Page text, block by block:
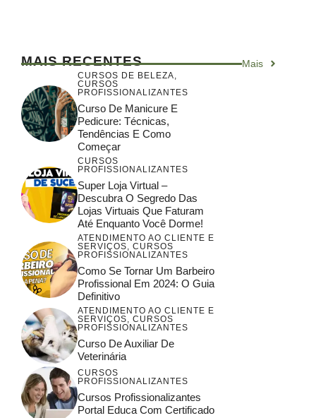
MAIS RECENTES Mais
CURSOS DE BELEZA
CURSOS
PROFISSIONALIZANTES
Curso De Manicure E
Pedicure: Técnicas,
Tendências E Como
Começar
CURSOS
PROFISSIONALIZANTES
Super Loja Virtual –
Descubra O Segredo Das
Lojas Virtuais Que Faturam
Até Enquanto Você Dorme!
ATENDIMENTO AO CLIENTE E
SERVIÇOS
CURSOS
PROFISSIONALIZANTES
Como Se Tornar Um Barbeiro
Profissional Em 2024: O Guia
Definitivo
ATENDIMENTO AO CLIENTE E
SERVIÇOS
CURSOS
PROFISSIONALIZANTES
Curso De Auxiliar De
Veterinária
CURSOS
PROFISSIONALIZANTES
Cursos Profissionalizantes
Portal Educa Com Certificado